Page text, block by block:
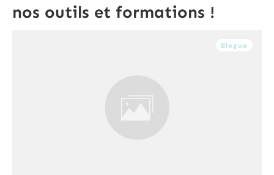
nos outils et formations !
Blogue